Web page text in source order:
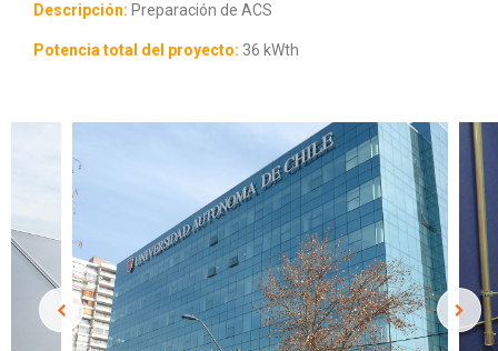
Descripción: Preparación de ACS
Potencia total del proyecto: 36 kWth